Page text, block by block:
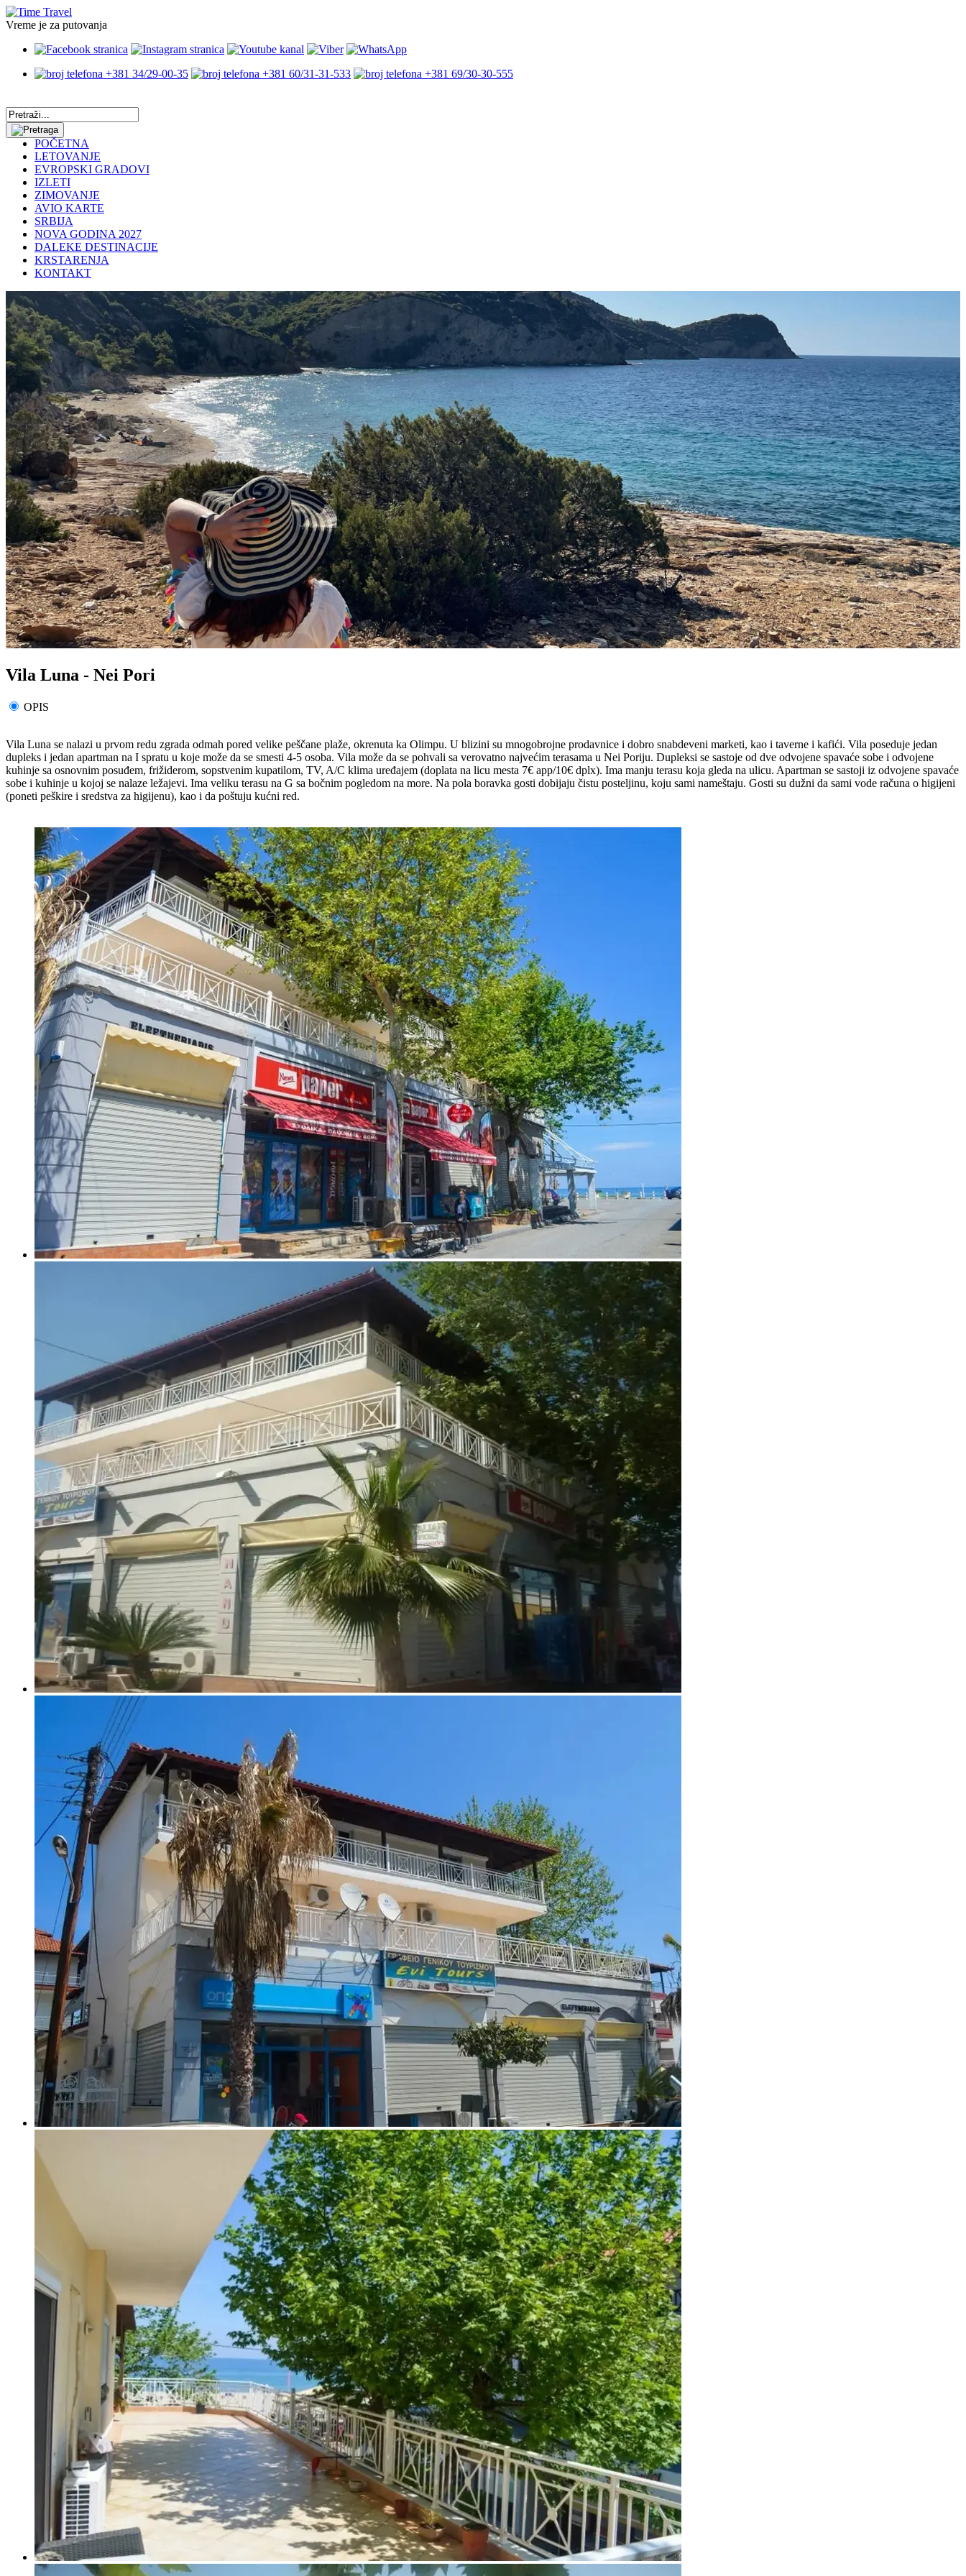
Vreme je za putovanja
+381 34/29-00-35 +381 60/31-31-533 +381 69/30-30-555
POČETNA
LETOVANJE
EVROPSKI GRADOVI
IZLETI
ZIMOVANJE
AVIO KARTE
SRBIJA
NOVA GODINA 2027
DALEKE DESTINACIJE
KRSTARENJA
KONTAKT
Vila Luna - Nei Pori
OPIS
Vila Luna se nalazi u prvom redu zgrada odmah pored velike peščane plaže, okrenuta ka Olimpu. U blizini su mnogobrojne prodavnice i dobro snabdeveni marketi, kao i taverne i kafići. Vila poseduje jedan
dupleks i jedan apartman na I spratu u koje može da se smesti 4-5 osoba. Vila može da se pohvali sa verovatno najvećim terasama u Nei Poriju. Dupleksi se sastoje od dve odvojene spavaće sobe i odvojene
kuhinje sa osnovnim posuđem, frižiderom, sopstvenim kupatilom, TV, A/C klima uređajem (doplata na licu mesta 7€ app/10€ dplx). Ima manju terasu koja gleda na ulicu. Apartman se sastoji iz odvojene spavaće
sobe i kuhinje u kojoj se nalaze ležajevi. Ima veliku terasu na G sa bočnim pogledom na more. Na pola boravka gosti dobijaju čistu posteljinu, koju sami nameštaju. Gosti su dužni da sami vode računa o higijeni
(poneti peškire i sredstva za higijenu), kao i da poštuju kućni red.